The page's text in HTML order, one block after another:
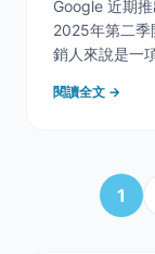
Google 近期
2025年第二季
銷人來說是一
認識 Demand
閱讀全文 →
1